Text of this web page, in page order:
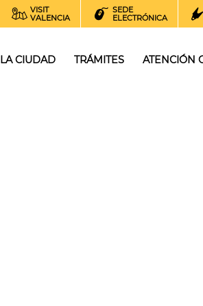
VISIT
VALENCIA
SEDE
ELECTRÓNICA
LA CIUDAD TRÁMITES ATENCIÓN